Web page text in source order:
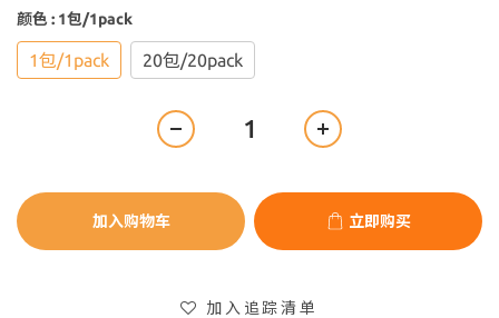
颜色: 1包/1pack
1包/1pack 20包/20pack
加入购物车 立即购买
加入追踪清单